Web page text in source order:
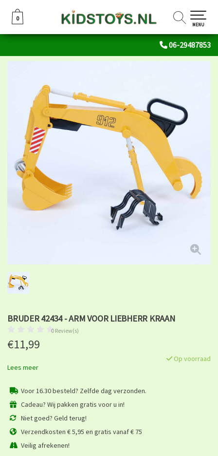
06-29487853
0
0
MENU
BRUDER 42434 - ARM VOOR LIEBHERR KRAAN
0 Review(s)
€11,99
Op voorraad
Lees meer
Voor 16.30 besteld? Zelfde dag verzonden.
Cadeau? Wij pakken gratis voor u in!
Niet goed? Geld terug!
Verzendkosten € 5,95 en gratis vanaf € 75
Veilig afrekenen!